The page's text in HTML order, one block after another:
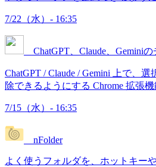
7/22（水）- 16:35
ChatGPT、Claude、Gemini
ChatGPT / Claude / Gemini 上で、
除できるようにする Chrome 拡張
7/15（水）- 16:35
nFolder
よく使うフォルダを、ホットキー